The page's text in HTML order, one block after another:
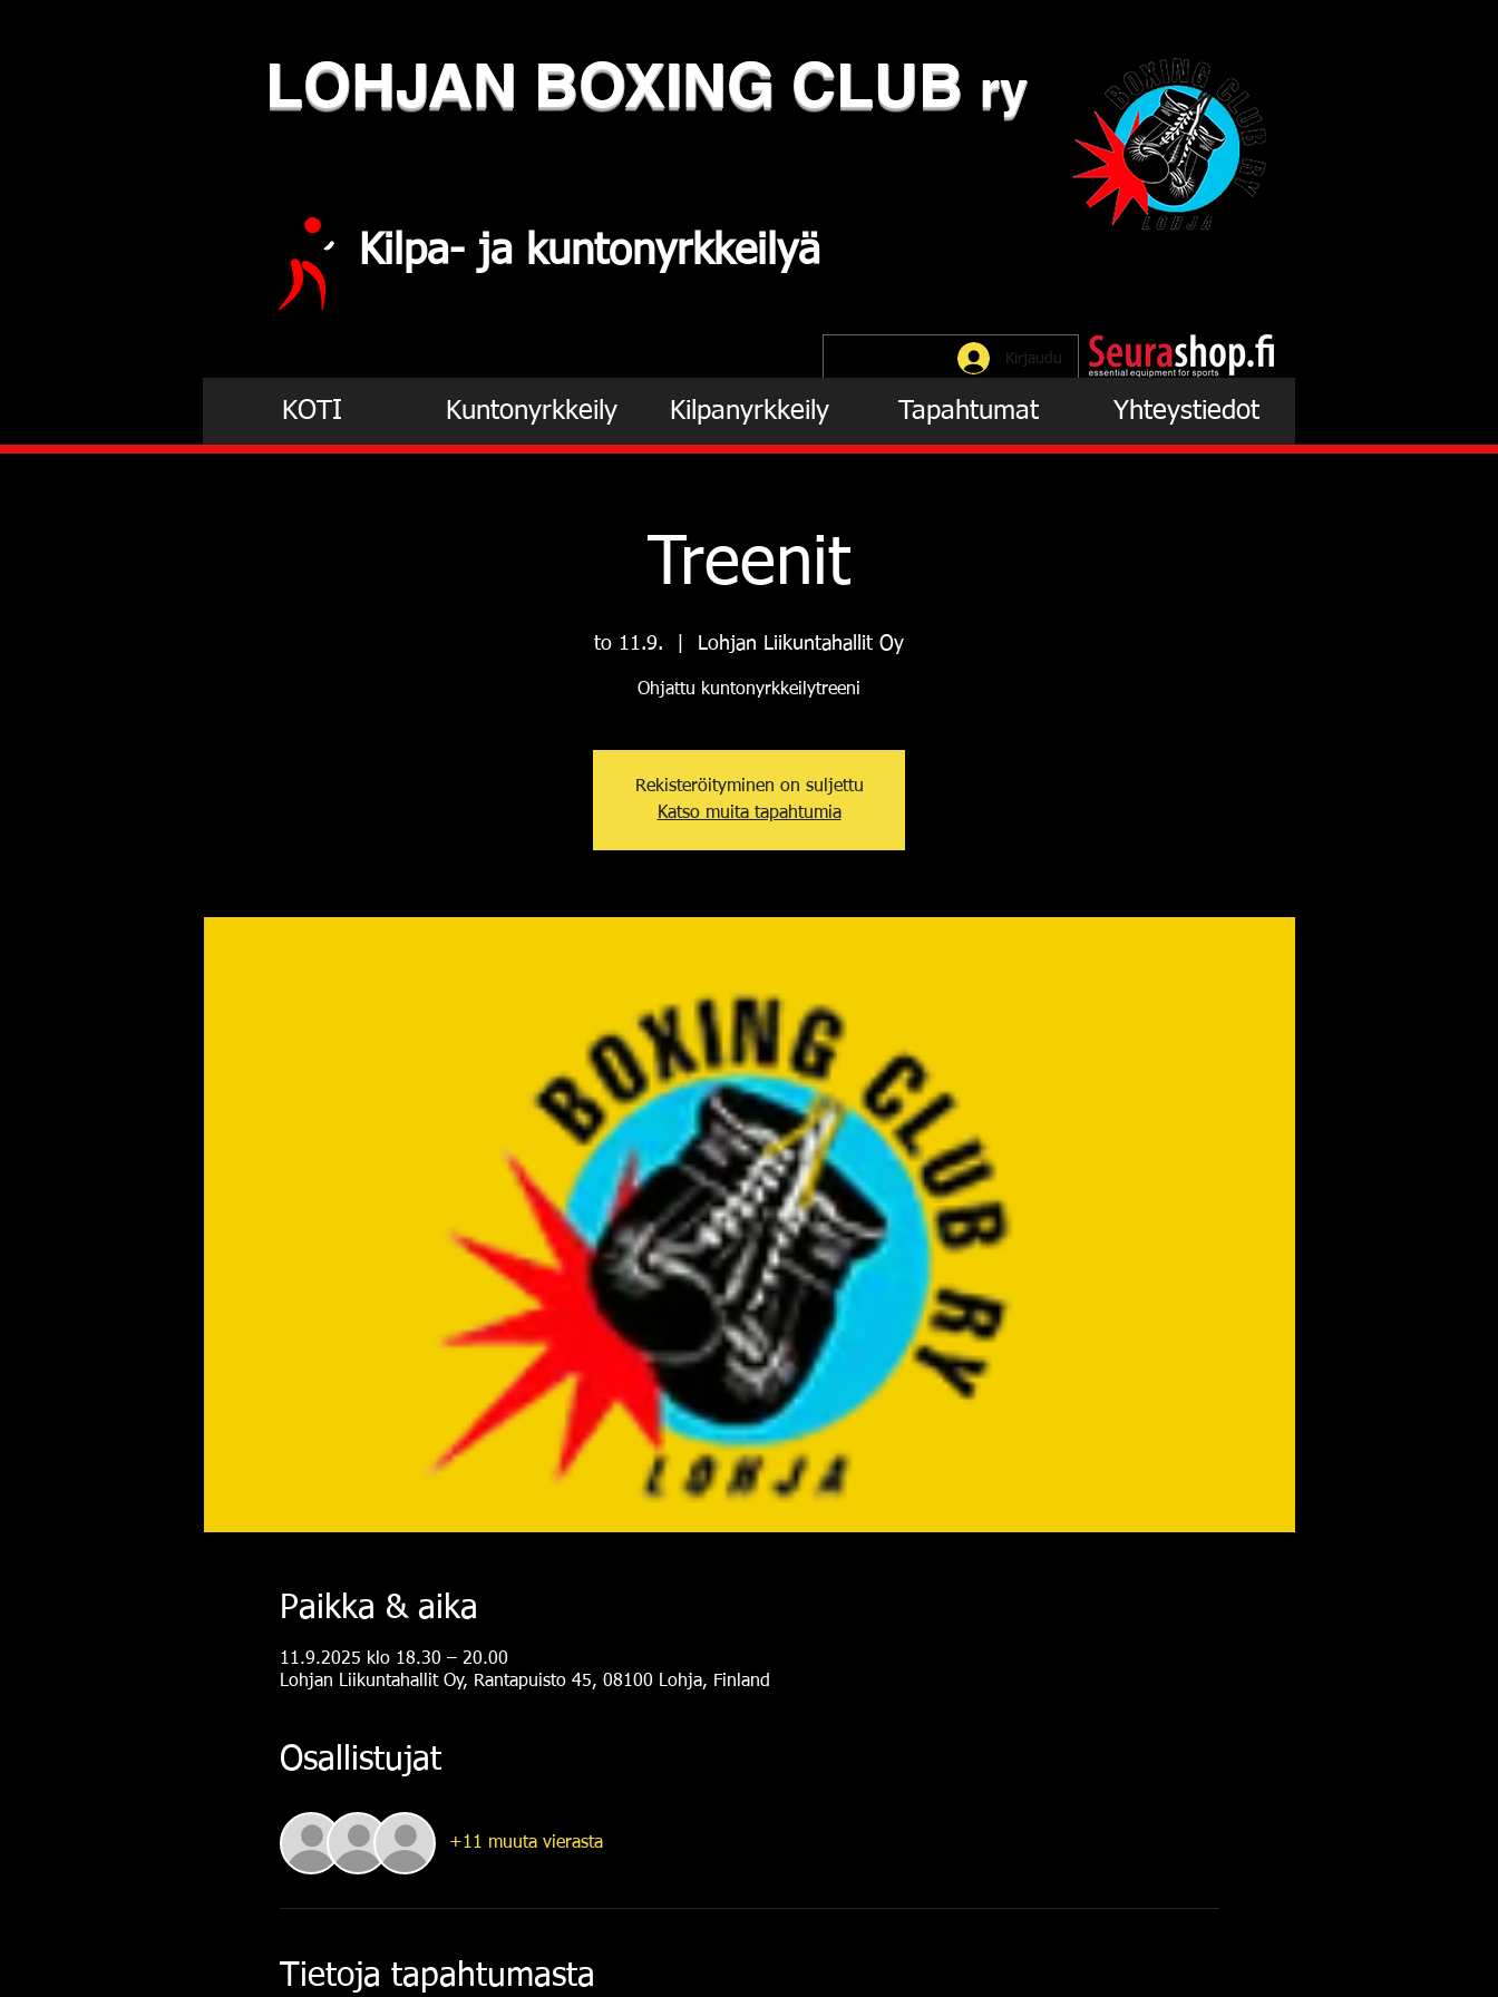
LOHJAN ​BOXING CLUB ry
Kilpa- ja kuntonyrkkeilyä
Kirjaudu
KOTI Kuntonyrkkeily Kilpanyrkkeily Tapahtumat Yhteystiedot
Treenit
to 11.9. Lohjan Liikuntahallit Oy
Ohjattu kuntonyrkkeilytreeni
Rekisteröityminen on suljettu
Katso muita tapahtumia
Paikka & aika
11.9.2025 klo 18.30 – 20.00
Lohjan Liikuntahallit Oy, Rantapuisto 45, 08100 Lohja, Finland
Osallistujat
+11 muuta vierasta
Tietoja tapahtumasta